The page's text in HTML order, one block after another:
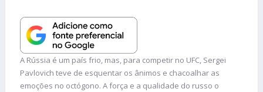
A Rússia é um país frio, mas, para competir no UFC, Sergei
Pavlovich teve de esquentar os ânimos e chacoalhar as
emoções no octógono. A força e a qualidade do russo o